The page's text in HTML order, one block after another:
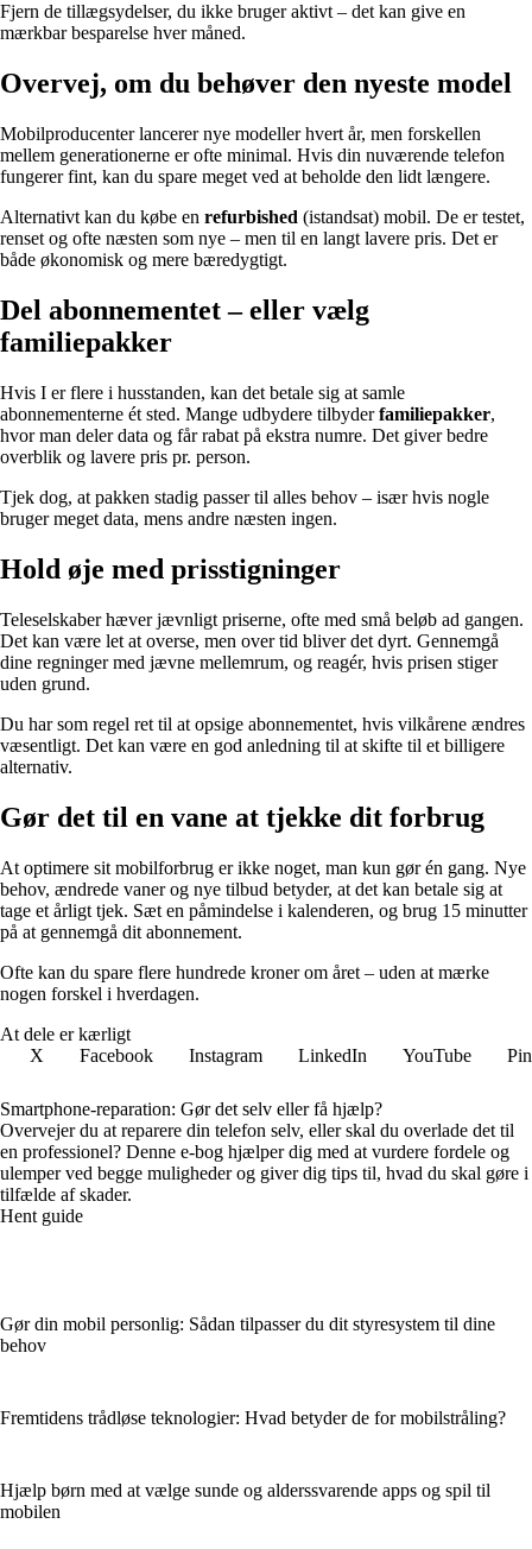
Fjern de tillægsydelser, du ikke bruger aktivt – det kan give en
mærkbar besparelse hver måned.
Overvej, om du behøver den nyeste model
Mobilproducenter lancerer nye modeller hvert år, men forskellen
mellem generationerne er ofte minimal. Hvis din nuværende telefon
fungerer fint, kan du spare meget ved at beholde den lidt længere.
Alternativt kan du købe en refurbished (istandsat) mobil. De er testet,
renset og ofte næsten som nye – men til en langt lavere pris. Det er
både økonomisk og mere bæredygtigt.
Del abonnementet – eller vælg
familiepakker
Hvis I er flere i husstanden, kan det betale sig at samle
abonnementerne ét sted. Mange udbydere tilbyderfamiliepakker,
hvor man deler data og får rabat på ekstra numre. Det giver bedre
overblik og lavere pris pr. person.
Tjek dog, at pakken stadig passer til alles behov – især hvis nogle
bruger meget data, mens andre næsten ingen.
Hold øje med prisstigninger
Teleselskaber hæver jævnligt priserne, ofte med små beløb ad gangen.
Det kan være let at overse, men over tid bliver det dyrt. Gennemgå
dine regninger med jævne mellemrum, og reagér, hvis prisen stiger
uden grund.
Du har som regel ret til at opsige abonnementet, hvis vilkårene ændres
væsentligt. Det kan være en god anledning til at skifte til et billigere
alternativ.
Gør det til en vane at tjekke dit forbrug
At optimere sit mobilforbrug er ikke noget, man kun gør én gang. Nye
behov, ændrede vaner og nye tilbud betyder, at det kan betale sig at
tage et årligt tjek. Sæt en påmindelse i kalenderen, og brug 15 minutter
på at gennemgå dit abonnement.
Ofte kan du spare flere hundrede kroner om året – uden at mærke
nogen forskel i hverdagen.
At dele er kærligt
X
Facebook Instagram LinkedIn YouTube
Smartphone-reparation: Gør det selv eller få hjælp?
Overvejer du at reparere din telefon selv, eller skal du overlade det til
en professionel? Denne e-bog hjælper dig med at vurdere fordele og
ulemper ved begge muligheder og giver dig tips til, hvad du skal gøre i
tilfælde af skader.
Hent guide
Gør din mobil personlig: Sådan tilpasser du dit styresystem til dine
behov
Fremtidens trådløse teknologier: Hvad betyder de for mobilstråling?
Hjælp børn med at vælge sunde og alderssvarende apps og spil til
mobilen